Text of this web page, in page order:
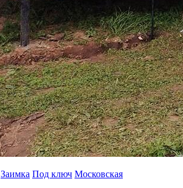
Заимка Под ключ Московская